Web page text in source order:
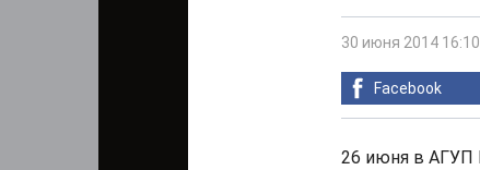
30 июня 2014 16:10
Facebook
26 июня в АГУП